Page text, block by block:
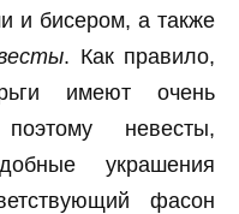
и бисером, а также
. Как правило,
имеют очень
невесты,
украшения
фасон